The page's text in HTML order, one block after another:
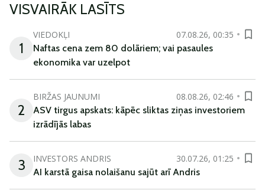
VISVAIRĀK LASĪTS
1
VIEDOKĻI
07.08.26, 00:35
Naftas cena zem 80 dolāriem; vai pasaules
ekonomika var uzelpot
2
BIRŽAS JAUNUMI
08.08.26, 02:46
ASV tirgus apskats: kāpēc sliktas ziņas investoriem
izrādījās labas
3 INVESTORS ANDRIS
30.07.26, 01:25
AI karstā gaisa nolaišanu sajūt arī Andris